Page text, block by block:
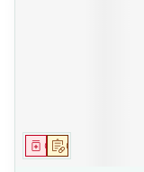
Op voorschrift
Geneesmiddel